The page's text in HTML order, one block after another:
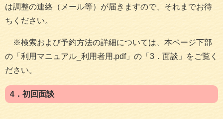
は調整の連絡（メール等）が届きますので、それまでお待
ちください。
※検索および予約方法の詳細については、本ページ下部
の「利用マニュアル_利用者用.pdf」の「3．面談」をご覧く
ださい。
4．初回面談